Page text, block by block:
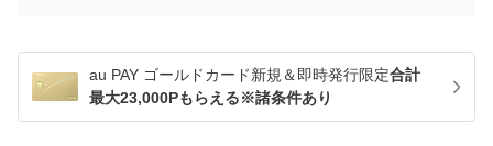
au PAY ゴールドカード新規＆即時発行限定合計
最大23,000Pもらえる※諸条件あり